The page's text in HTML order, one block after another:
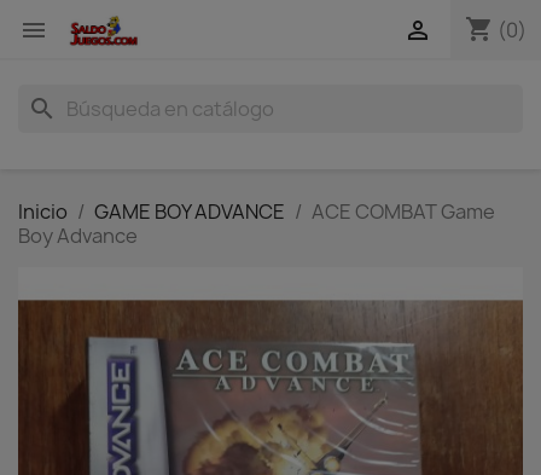
 shopping_cart (0)

search
Inicio GAME BOY ADVANCE
ACE COMBAT Game
Boy Advance